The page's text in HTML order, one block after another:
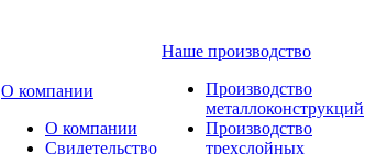
О компании
О компании
Свидетельство
Наше производство
Производство
металлоконструкций
Производство
трехслойных